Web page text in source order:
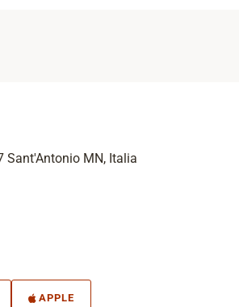
Sant'Antonio MN, Italia
APPLE